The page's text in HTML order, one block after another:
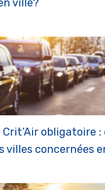
ville?
obligatoire :
villes concernées